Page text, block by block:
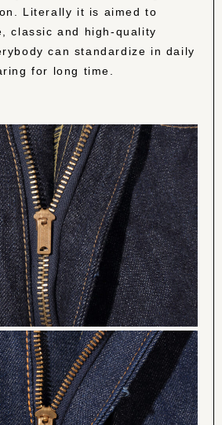
Literally it is aimed to
classic and high-quality
can standardize in daily
for long time.